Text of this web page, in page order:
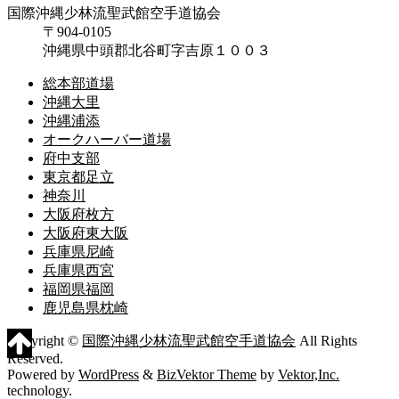
国際沖縄少林流聖武館空手道協会
〒904-0105
沖縄県中頭郡北谷町字吉原１００３
総本部道場
沖縄大里
沖縄浦添
オークハーバー道場
府中支部
東京都足立
神奈川
大阪府枚方
大阪府東大阪
兵庫県尼崎
兵庫県西宮
福岡県福岡
鹿児島県枕崎
Copyright © 国際沖縄少林流聖武館空手道協会 All Rights
Reserved.
Powered by WordPress & BizVektor Theme by Vektor,Inc.
technology.